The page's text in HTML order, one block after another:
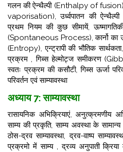
गलन की ऐन्थैल्पी (Enthalpy of
vaporisation), उर्ध्वपातन की
प्रथम नियम की कुछ सीमायें,
(Spontaneous Process), कार्नो का
(Entropy), एन्ट्रापी की भौतिक
प्रक्रम ,गिब्स हेल्मोट्ज समीकरण
स्वतः प्रक्रम की कसौटी, गिब्स ऊर्जा
परिवर्तन एवं साम्यावस्था
अध्याय 7: साम्यावस्था
रासायनिक अभिक्रियाएं, अनुत्क्रमणीय
साम्य की प्रकृति, साम्य अवस्था के
ठोस-द्रव साम्यावस्था, द्रव-वाष्प
प्रक्रमो में साम्य , द्रव्य अनुपाती